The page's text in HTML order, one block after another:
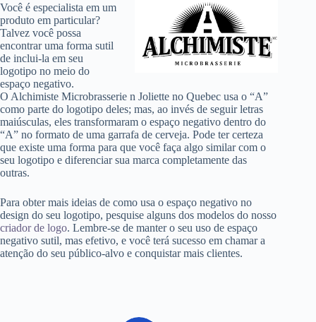
Você é especialista em um
produto em particular?
Talvez você possa
encontrar uma forma sutil
de inclui-la em seu
logotipo no meio do
espaço negativo.
O Alchimiste Microbrasserie n Joliette no Quebec usa o “A”
como parte do logotipo deles; mas, ao invés de seguir letras
maiúsculas, eles transformaram o espaço negativo dentro do
“A” no formato de uma garrafa de cerveja. Pode ter certeza
que existe uma forma para que você faça algo similar com o
seu logotipo e diferenciar sua marca completamente das
outras.
Para obter mais ideias de como usa o espaço negativo no
design do seu logotipo, pesquise alguns dos modelos do nosso
criador de logo. Lembre-se de manter o seu uso de espaço
negativo sutil, mas efetivo, e você terá sucesso em chamar a
atenção do seu público-alvo e conquistar mais clientes.